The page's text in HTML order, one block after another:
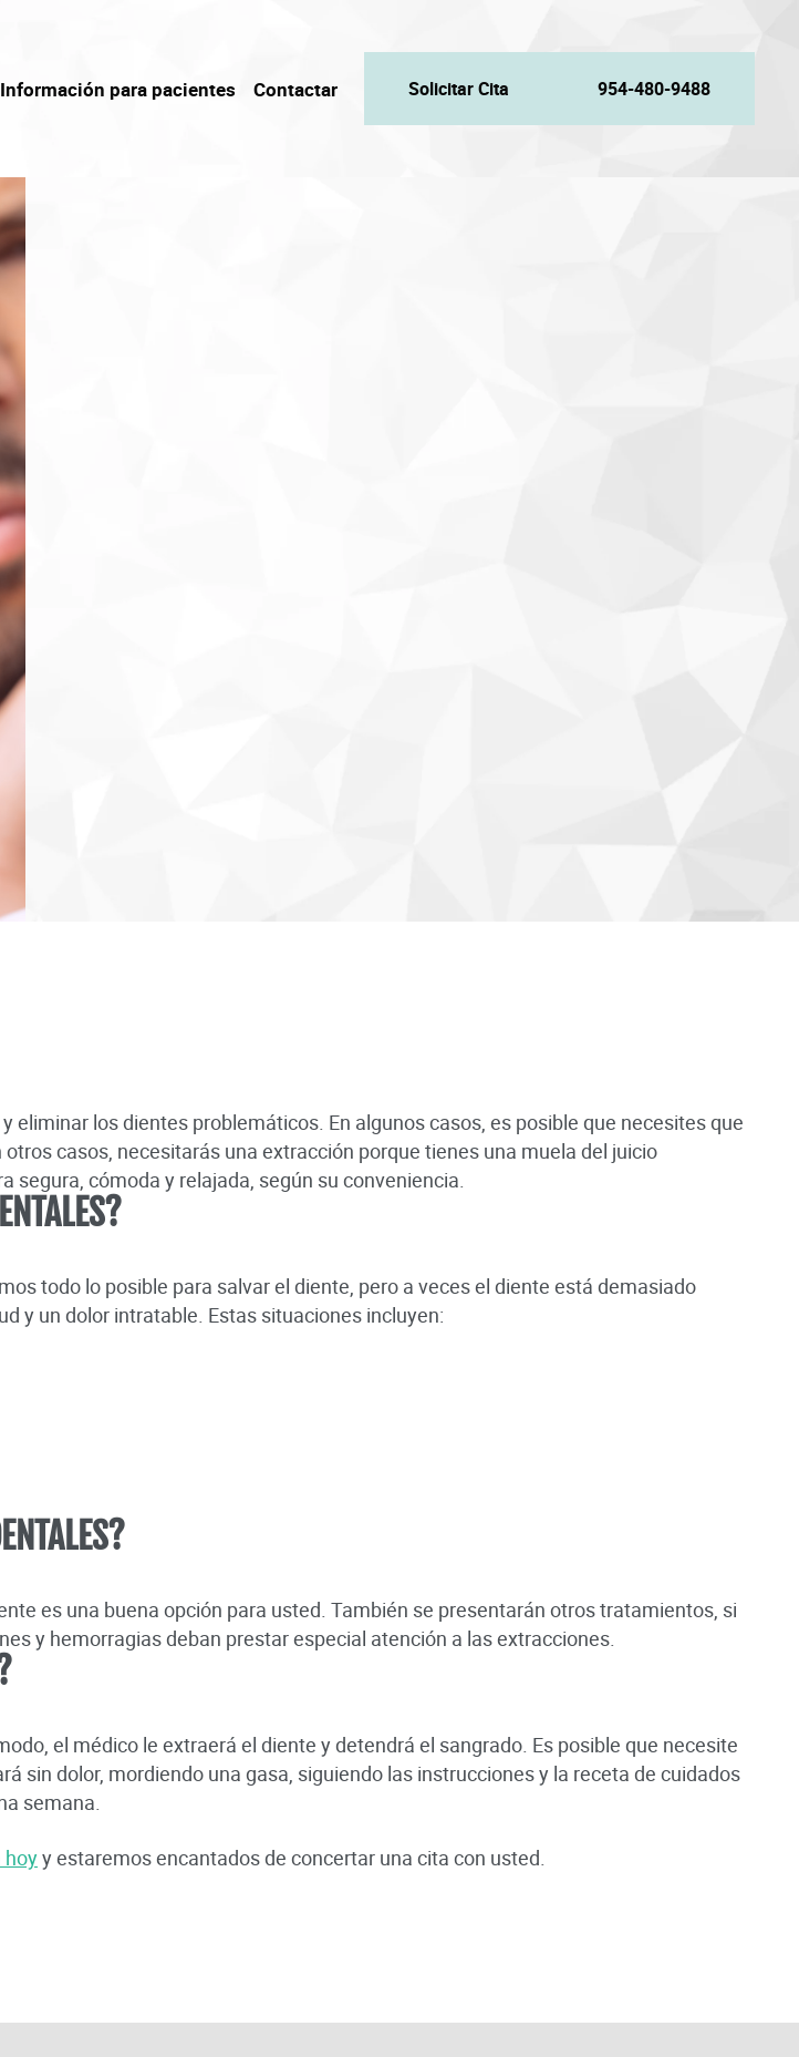
Información para pacientes Contactar Solicitar Cita 954-480-9488
los dientes problemáticos. En algunos casos, es posible que necesites que
casos, necesitarás una extracción porque tienes una muela del juicio
cómoda y relajada, según su conveniencia.
todo lo posible para salvar el diente, pero a veces el diente está demasiado
y un dolor intratable. Estas situaciones incluyen:
es una buena opción para usted. También se presentarán otros tratamientos, si
y hemorragias deban prestar especial atención a las extracciones.
el médico le extraerá el diente y detendrá el sangrado. Es posible que necesite
sin dolor, mordiendo una gasa, siguiendo las instrucciones y la receta de cuidados
semana.
hoyy estaremos encantados de concertar una cita con usted.